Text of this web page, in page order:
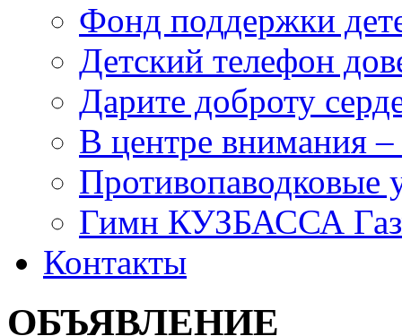
Фонд поддержки
Детский телефон
Дарите доброту
В центре внимания –
Противопаводковые
Гимн КУЗБАССА
Контакты
ОБЪЯВЛЕНИЕ